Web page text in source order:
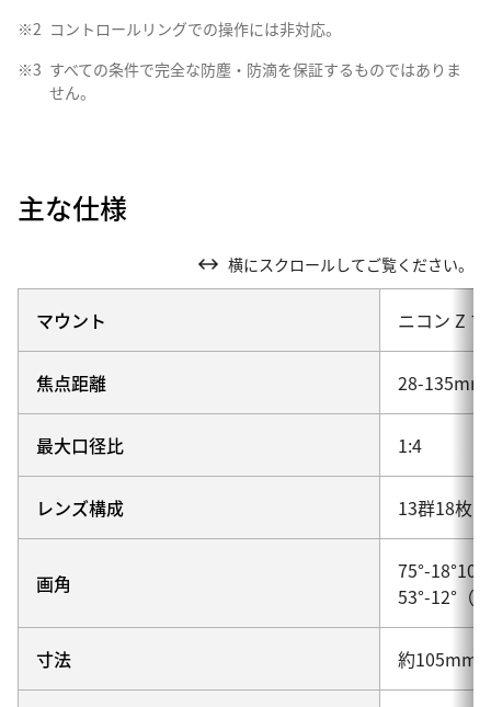
※2 コントロールリングでの操作には非対応。
※3 すべての条件で完全な防塵・防滴を保証するものではありま
せん。
主な仕様
横にスクロールしてご覧ください。
マウント ニコン Z
焦点距離 28-135mm
最大口径比 1:4
レンズ構成 13群18枚
画角
75°-
53°-12°（
寸法 約105mm